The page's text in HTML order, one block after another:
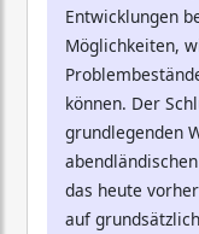
Entwicklungen
Möglichkeiten,
können. Der
grundlegenden
das heute
auf